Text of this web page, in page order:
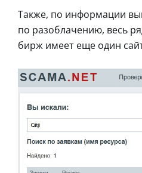
Также, по информации
по разоблачению, весь
бирж имеет еще один